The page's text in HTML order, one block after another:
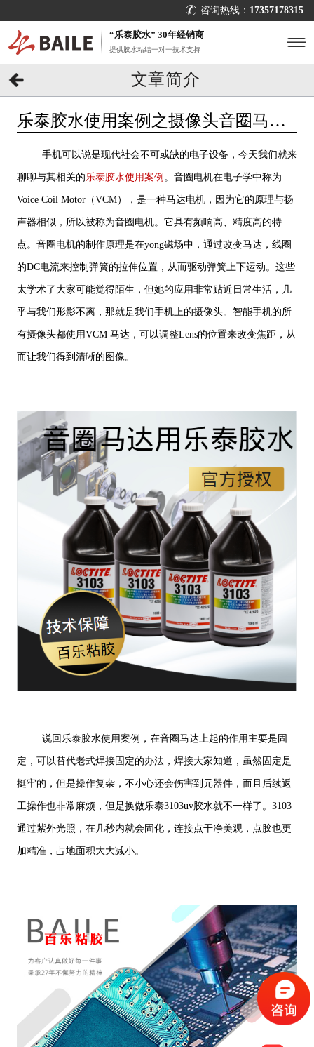
咨询热线： 17357178315
“乐泰胶水” 30年经销商
提供胶水粘结一对一技术支持
文章简介
乐泰胶水使用案例之摄像头音圈马达
手机可以说是现代社会不可或缺的电子设备，今天我们就来
聊聊与其相关的乐泰胶水使用案例 。音圈电机在电子学中称为
Voice Coil Motor（VCM），是一种马达电机，因为它的原理与扬
声器相似，所以被称为音圈电机。它具有频响高、精度高的特
点。音圈电机的制作原理是在yong磁场中，通过改变马达，线圈
的DC电流来控制弹簧的拉伸位置，从而驱动弹簧上下运动。这些
太学术了大家可能觉得陌生，但她的应用非常贴近日常生活，几
乎与我们形影不离，那就是我们手机上的摄像头。智能手机的所
有摄像头都使用VCM 马达，可以调整Lens的位置来改变焦距，从
而让我们得到清晰的图像。
说回乐泰胶水使用案例，在音圈马达上起的作用主要是固
定，可以替代老式焊接固定的办法，焊接大家知道，虽然固定是
挺牢的，但是操作复杂，不小心还会伤害到元器件，而且后续返
工操作也非常麻烦，但是换做乐泰3103uv胶水就不一样了。3103
通过紫外光照，在几秒内就会固化，连接点干净美观，点胶也更
加精准，占地面积大大减小。